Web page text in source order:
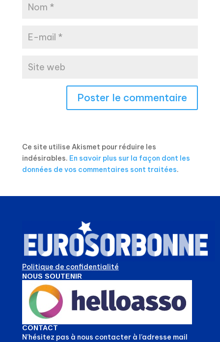
Ce site utilise Akismet pour réduire les
indésirables. En savoir plus sur la façon dont les
données de vos commentaires sont traitées.
Politique de confidentialité
NOUS SOUTENIR
CONTACT
N’hésitez pas à nous contacter à l’adresse mail